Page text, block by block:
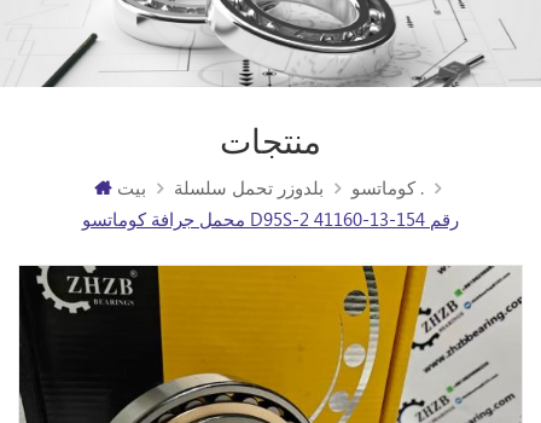
منتجات
بيت بلدوزر تحمل سلسلة
كوماتسو .
محمل جرافة كوماتسو D95S-2 رقم 154-13-41160